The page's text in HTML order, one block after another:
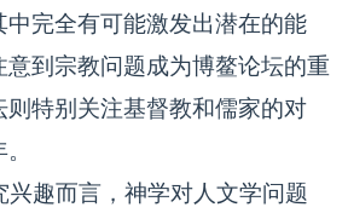
中完全有可能激发出潜在的能
到宗教问题成为博鳌论坛的重
则特别关注基督教和儒家的对
趣而言，神学对人文学问题